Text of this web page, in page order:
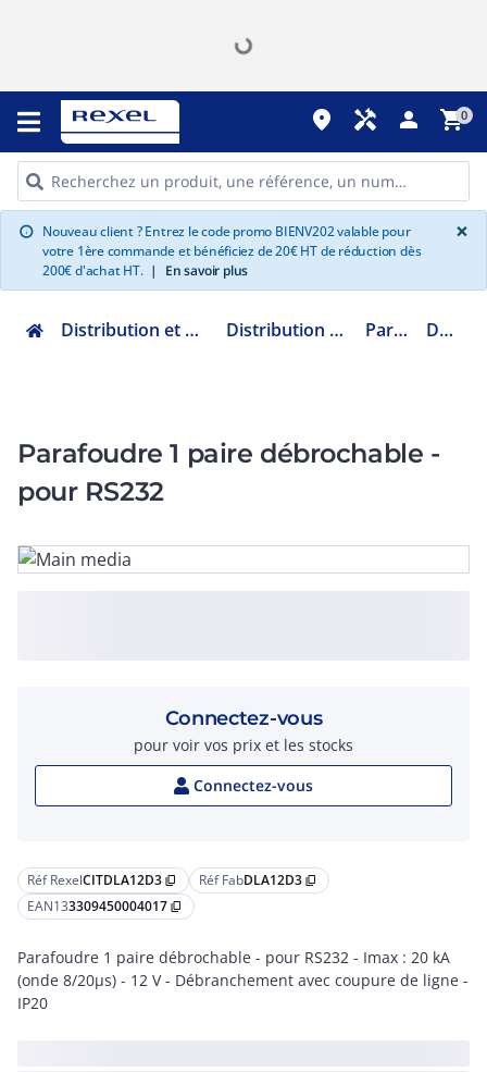
place handyman person shopping_cart0
info Nouveau client ? Entrez le code promo BIENV202 valable pour
votre 1ère commande et bénéficiez de 20€ HT de réduction dès
200€ d'achat HT. | En savoir plus
×
Distribution et gestion de l'énergie Distribution et protection AC Parafoudre DLA12D3
Parafoudre 1 paire débrochable -
pour RS232
Réf RexelCITDLA12D3 content_copy Réf FabDLA12D3 content_copy
EAN133309450004017 content_copy
Parafoudre 1 paire débrochable - pour RS232 - Imax : 20 kA
(onde 8/20µs) - 12 V - Débranchement avec coupure de ligne -
IP20
Connectez-vous
pour voir vos prix et les stocks
Connectez-vous